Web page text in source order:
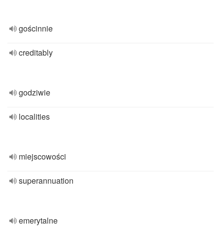
gościnnie
creditably
godziwie
localities
miejscowości
superannuation
emerytalne